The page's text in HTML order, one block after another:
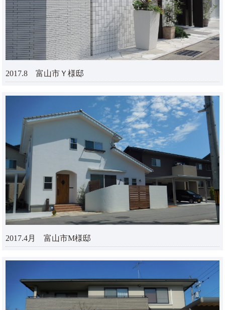
2017.8 富山市Ｙ様邸
2017.4月 富山市M様邸